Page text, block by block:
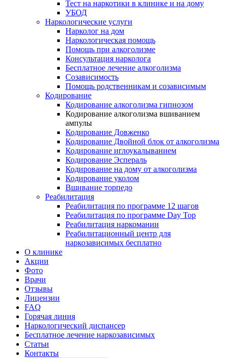
Тест на наркотики в клинике и на дому
УБОД
Наркологические услуги
Нарколог на дом
Наркологическая помощь
Помощь при алкоголизме
Консультация нарколога
Бесплатное лечение алкоголизма
Созависимость
Помощь родственникам и созависимым
Кодирование
Кодирование алкоголизма гипнозом
Кодирование алкоголизма вшиванием
ампулы
Кодирование Довженко
Кодирование Двойной блок от алкоголизма
Кодирование иглоукалыванием
Кодирование Эспераль
Кодирование на дому от алкоголизма
Кодирование уколом
Вшивание торпедо
Реабилитация
Реабилитация по программе 12 шагов
Реабилитация по программе Day Top
Реабилитация наркомании
Реабилитационный центр для
наркозависимых бесплатно
О клинике
Акции
Фото
Врачи
Отзывы
Лицензии
FAQ
Горячая линия
Наркологический диспансер
Бесплатное лечение наркозависимых
Статьи
Контакты